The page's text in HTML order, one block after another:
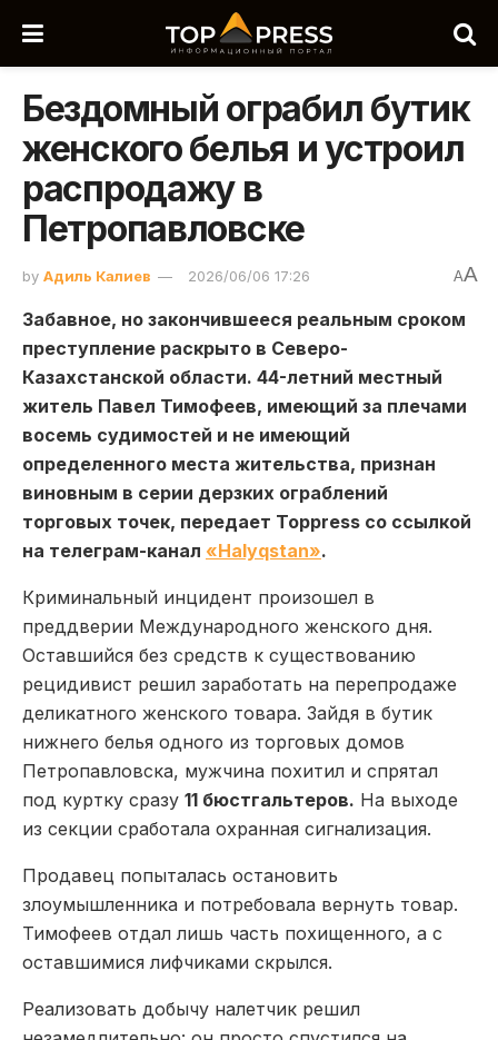
Бездомный ограбил бутик
женского белья и устроил
распродажу в
Петропавловске
by Адиль Калиев 2026/06/06 17:26 AA
Забавное, но закончившееся реальным сроком
преступление раскрыто в Северо-
Казахстанской области. 44-летний местный
житель Павел Тимофеев, имеющий за плечами
восемь судимостей и не имеющий
определенного места жительства, признан
виновным в серии дерзких ограблений
торговых точек, передает Toppress со ссылкой
на телеграм-канал «Halyqstan».
Криминальный инцидент произошел в
преддверии Международного женского дня.
Оставшийся без средств к существованию
рецидивист решил заработать на перепродаже
деликатного женского товара. Зайдя в бутик
нижнего белья одного из торговых домов
Петропавловска, мужчина похитил и спрятал
под куртку сразу 11 бюстгальтеров. На выходе
из секции сработала охранная сигнализация.
Продавец попыталась остановить
злоумышленника и потребовала вернуть товар.
Тимофеев отдал лишь часть похищенного, а с
оставшимися лифчиками скрылся.
Реализовать добычу налетчик решил